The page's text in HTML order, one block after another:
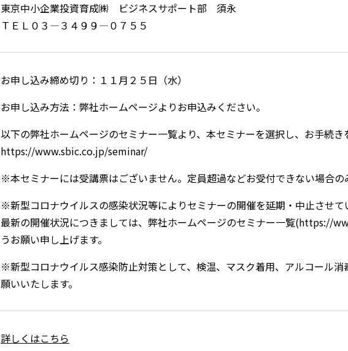
東京中小企業投資育成㈱ ビジネスサポート部 須永
ＴＥＬ０３―３４９９―０７５５
お申し込み締め切り：１１月２５日（水）
お申し込み方法：弊社ホームページよりお申込みください。
以下の弊社ホームページのセミナー一覧より、本セミナーを選択し、お手続き
https://www.sbic.co.jp/seminar/
※本セミナーには受講票はございません。定員超過などお受付できない場合の
※新型コロナウイルスの感染状況等によりセミナーの開催を延期・中止させ
最新の開催状況につきましては、弊社ホームページのセミナー一覧(https://
うお願い申し上げます。
※新型コロナウイルス感染防止対策として、検温、マスク着用、アルコール
願いいたします。
詳しくはこちら